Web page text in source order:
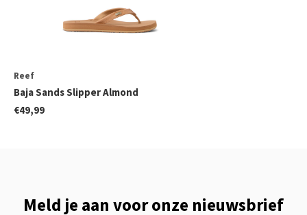
Reef
Baja Sands Slipper Almond
€49,99
Meld je aan voor onze nieuwsbrief